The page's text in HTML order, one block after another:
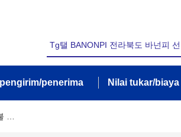
penerima Nilai tukar/biaya
…